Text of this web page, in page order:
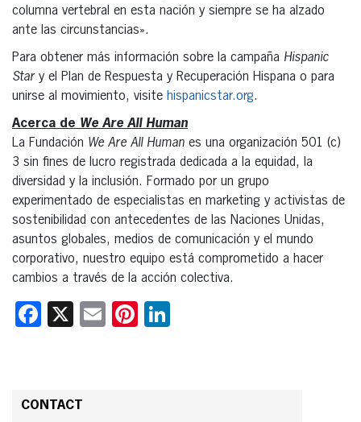
columna vertebral en esta nación y siempre se ha alzado
ante las circunstancias».
Para obtener más información sobre la campaña Hispanic
Stary el Plan de Respuesta y Recuperación Hispana o para
unirse al movimiento, visite hispanicstar.org.
Acerca de We Are All Human
La Fundación We Are All Human es una organización 501 (c)
3 sin fines de lucro registrada dedicada a la equidad, la
diversidad y la inclusión. Formado por un grupo
experimentado de especialistas en marketing y activistas de
sostenibilidad con antecedentes de las Naciones Unidas,
asuntos globales, medios de comunicación y el mundo
corporativo, nuestro equipo está comprometido a hacer
cambios a través de la acción colectiva.
Facebook
X EmailPinterest
CONTACT